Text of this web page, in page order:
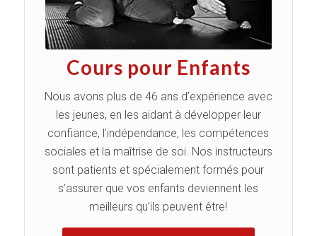
Cours pour Enfants
Nous avons plus de 46 ans d’expérience avec
les jeunes, en les aidant à développer leur
confiance, l’indépendance, les compétences
sociales et la maîtrise de soi. Nos instructeurs
sont patients et spécialement formés pour
s’assurer que vos enfants deviennent les
meilleurs qu’ils peuvent être!